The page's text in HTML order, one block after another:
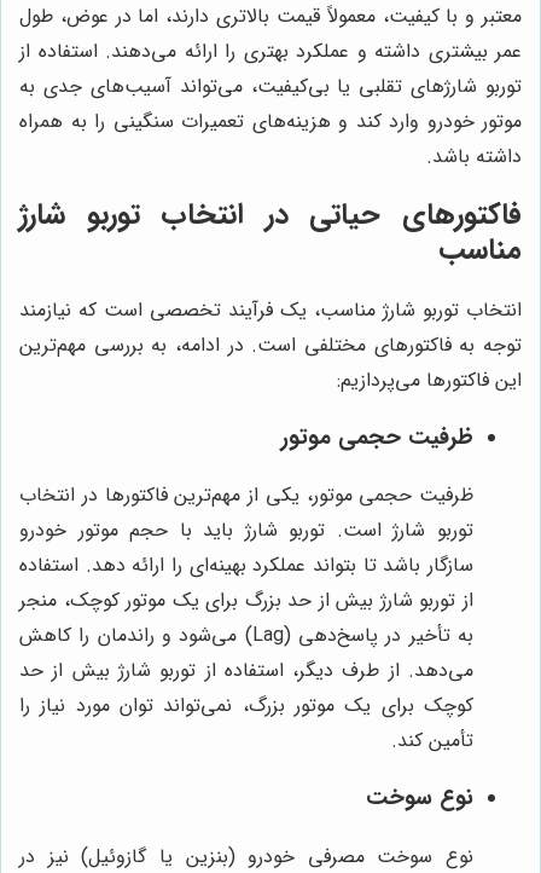
معتبر و با کیفیت، معمولاً قیمت بالاتری دارند، اما در عوض، طول
عمر بیشتری داشته و عملکرد بهتری را ارائه می‌دهند. استفاده از
توربو شارژهای تقلبی یا بی‌کیفیت، می‌تواند آسیب‌های جدی به
موتور خودرو وارد کند و هزینه‌های تعمیرات سنگینی را به همراه
داشته باشد.
فاکتورهای حیاتی در انتخاب توربو شارژ
مناسب
انتخاب توربو شارژ مناسب، یک فرآیند تخصصی است که نیازمند
توجه به فاکتورهای مختلفی است. در ادامه، به بررسی مهم‌ترین
این فاکتورها می‌پردازیم:
ظرفیت حجمی موتور
ظرفیت حجمی موتور، یکی از مهم‌ترین فاکتورها در انتخاب
توربو شارژ است. توربو شارژ باید با حجم موتور خودرو
سازگار باشد تا بتواند عملکرد بهینه‌ای را ارائه دهد. استفاده
از توربو شارژ بیش از حد بزرگ برای یک موتور کوچک، منجر
به تأخیر در پاسخ‌دهی (Lag) می‌شود و راندمان را کاهش
می‌دهد. از طرف دیگر، استفاده از توربو شارژ بیش از حد
کوچک برای یک موتور بزرگ، نمی‌تواند توان مورد نیاز را
تأمین کند.
نوع سوخت
نوع سوخت مصرفی خودرو (بنزین یا گازوئیل) نیز در